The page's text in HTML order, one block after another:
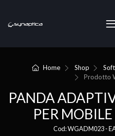
Home Shop
Prodotto
PANDA
PER
Cod: WGADM023 -